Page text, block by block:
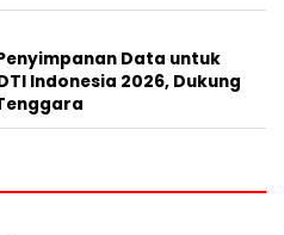
Data untuk
Indonesia 2026, Dukung